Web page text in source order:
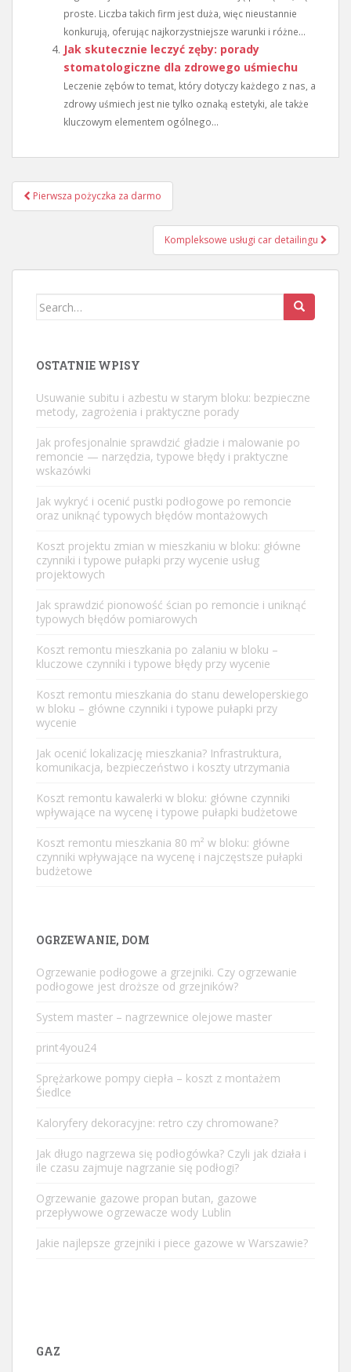
proste. Liczba takich firm jest duża, więc nieustannie
konkurują, oferując najkorzystniejsze warunki i różne...
Jak skutecznie leczyć zęby: porady
stomatologiczne dla zdrowego uśmiechu
Leczenie zębów to temat, który dotyczy każdego z nas, a
zdrowy uśmiech jest nie tylko oznaką estetyki, ale także
kluczowym elementem ogólnego...
Nawigacja
wpisu
Pierwsza pożyczka za darmo
Kompleksowe usługi car detailingu
Search
OSTATNIE WPISY
Usuwanie subitu i azbestu w starym bloku: bezpieczne
metody, zagrożenia i praktyczne porady
Jak profesjonalnie sprawdzić gładzie i malowanie po
remoncie — narzędzia, typowe błędy i praktyczne
wskazówki
Jak wykryć i ocenić pustki podłogowe po remoncie
oraz uniknąć typowych błędów montażowych
Koszt projektu zmian w mieszkaniu w bloku: główne
czynniki i typowe pułapki przy wycenie usług
projektowych
Jak sprawdzić pionowość ścian po remoncie i uniknąć
typowych błędów pomiarowych
Koszt remontu mieszkania po zalaniu w bloku –
kluczowe czynniki i typowe błędy przy wycenie
Koszt remontu mieszkania do stanu deweloperskiego
w bloku – główne czynniki i typowe pułapki przy
wycenie
Jak ocenić lokalizację mieszkania? Infrastruktura,
komunikacja, bezpieczeństwo i koszty utrzymania
Koszt remontu kawalerki w bloku: główne czynniki
wpływające na wycenę i typowe pułapki budżetowe
Koszt remontu mieszkania 80 m² w bloku: główne
czynniki wpływające na wycenę i najczęstsze pułapki
budżetowe
OGRZEWANIE, DOM
Ogrzewanie podłogowe a grzejniki. Czy ogrzewanie
podłogowe jest droższe od grzejników?
System master – nagrzewnice olejowe master
print4you24
Sprężarkowe pompy ciepła – koszt z montażem
Śiedlce
Kaloryfery dekoracyjne: retro czy chromowane?
Jak długo nagrzewa się podłogówka? Czyli jak działa i
ile czasu zajmuje nagrzanie się podłogi?
Ogrzewanie gazowe propan butan, gazowe
przepływowe ogrzewacze wody Lublin
Jakie najlepsze grzejniki i piece gazowe w Warszawie?
GAZ